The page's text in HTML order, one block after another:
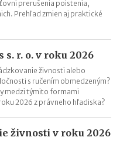
lacnejšie
prerušenia poistenia,
Prehľad zmien aj praktické
s. r. o. v roku 2026
živnosti alebo
s ručením obmedzeným?
medzi týmito formami
2026 z právneho hľadiska?
živnosti v roku 2026